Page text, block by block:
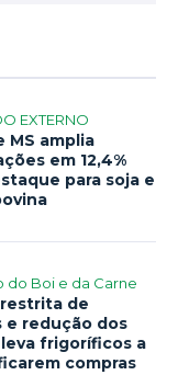
EXTERNO
MS amplia
em 12,4%
para soja e
do Boi e da Carne
de
e redução dos
frigoríficos a
compras